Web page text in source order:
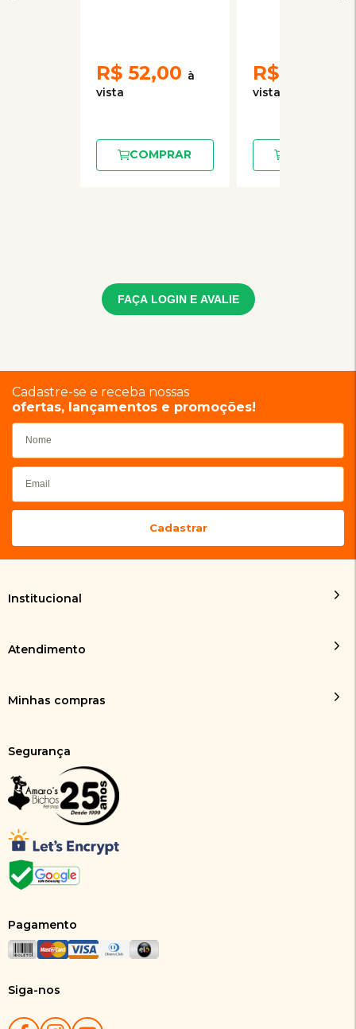
R$ 52,00
COMPRAR
R$
FAÇA LOGIN E AVALIE
Cadastre-se e receba nossas
ofertas, lançamentos e promoções!
Institucional
Atendimento
Minhas compras
Segurança
Pagamento
Siga-nos